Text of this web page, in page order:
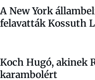
A New York
felavatták Kossuth
Koch Hugó, akinek
karambolért